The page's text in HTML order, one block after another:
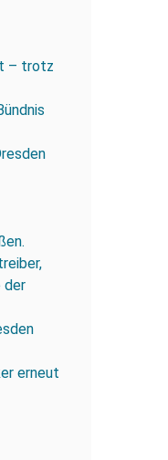
– trotz
der
erneut